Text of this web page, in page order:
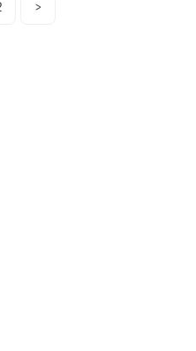
>